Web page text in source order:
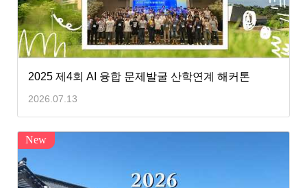
2025 제4회 AI 융합 문제발굴 산학연계 해커톤
2026.07.13
New